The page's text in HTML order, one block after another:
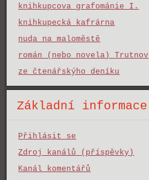
knihkupcova grafománie I.
knihkupecká kafrárna
nuda na maloměstě
román (nebo novela) Trutnov
ze čtenářskýho deníku
Základní informace
Přihlásit se
Zdroj kanálů (příspěvky)
Kanál komentářů